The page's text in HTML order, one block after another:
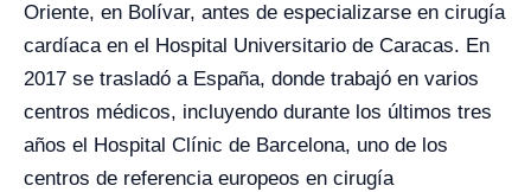
Oriente, en Bolívar, antes de especializarse en cirugía
cardíaca en el Hospital Universitario de Caracas. En
2017 se trasladó a España, donde trabajó en varios
centros médicos, incluyendo durante los últimos tres
años el Hospital Clínic de Barcelona, uno de los
centros de referencia europeos en cirugía